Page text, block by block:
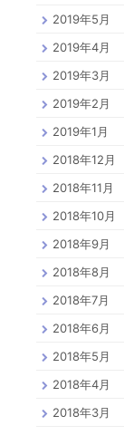
2019年5月
2019年4月
2019年3月
2019年2月
2019年1月
2018年12月
2018年11月
2018年10月
2018年9月
2018年8月
2018年7月
2018年6月
2018年5月
2018年4月
2018年3月